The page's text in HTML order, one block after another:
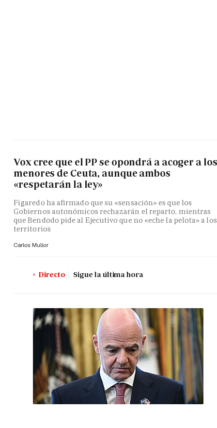
Vox cree que el PP se opondrá a acoger a los
menores de Ceuta, aunque ambos
«respetarán la ley»
Figaredo ha afirmado que su «sensación» es que los
Gobiernos autonómicos rechazarán el reparto, mientras
que Bendodo pide al Ejecutivo que no «eche la pelota» a los
territorios
Carlos Mullor
Directo Sigue la última hora